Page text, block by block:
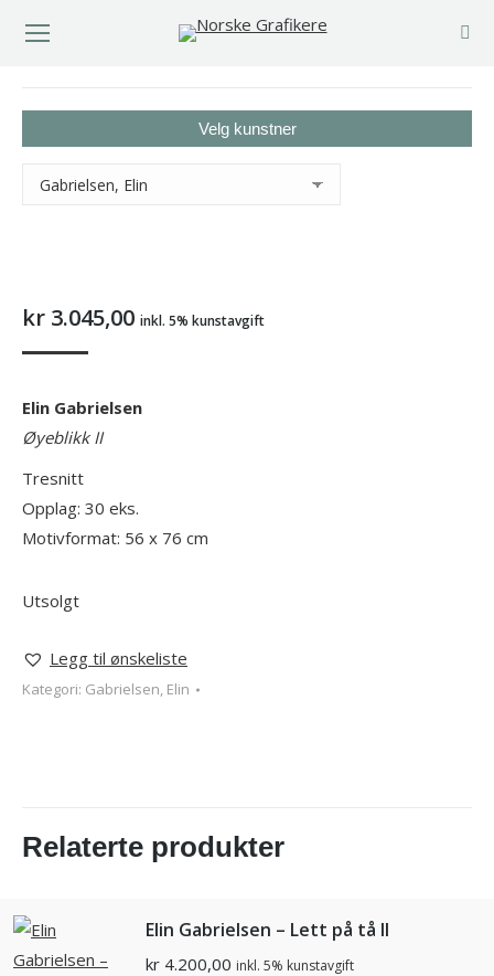
Velg kunstner
kr 3.045,00 inkl. 5% kunstavgift
Elin Gabrielsen
Øyeblikk II
Tresnitt
Opplag: 30 eks.
Motivformat: 56 x 76 cm
Utsolgt
Legg til ønskeliste
Kategori: Gabrielsen, Elin
Relaterte produkter
Elin Gabrielsen – Lett på tå II
kr 4.200,00 inkl. 5% kunstavgift